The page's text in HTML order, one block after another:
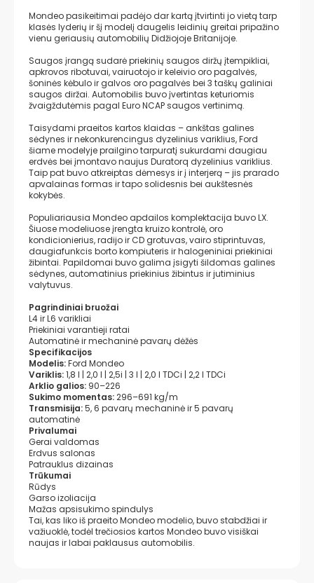
Mondeo pasikeitimai padėjo dar kartą įtvirtinti jo vietą tarp
klasės lyderių ir šį modelį daugelis leidinių greitai pripažino
vienu geriausių automobilių Didžiojoje Britanijoje.
Saugos įrangą sudarė priekinių saugos diržų įtempikliai,
apkrovos ribotuvai, vairuotojo ir keleivio oro pagalvės,
šoninės kėbulo ir galvos oro pagalvės bei 3 taškų galiniai
saugos diržai. Automobilis buvo įvertintas keturiomis
žvaigždutėmis pagal Euro NCAP saugos vertinimą.
Taisydami praeitos kartos klaidas – ankštas galines
sėdynes ir nekonkurencingus dyzelinius variklius, Ford
šiame modelyje prailgino tarpuratį sukurdami daugiau
erdvės bei įmontavo naujus Duratorq dyzelinius variklius.
Taip pat buvo atkreiptas dėmesys ir į interjerą – jis prarado
apvalainas formas ir tapo solidesnis bei aukštesnės
kokybės.
Populiariausia Mondeo apdailos komplektacija buvo LX.
Šiuose modeliuose įrengta kruizo kontrolė, oro
kondicionierius, radijo ir CD grotuvas, vairo stiprintuvas,
daugiafunkcis borto kompiuteris ir halogeniniai priekiniai
žibintai. Papildomai buvo galima įsigyti šildomas galines
sėdynes, automatinius priekinius žibintus ir jutiminius
valytuvus.
Pagrindiniai bruožai
L4 ir L6 varikliai
Priekiniai varantieji ratai
Automatinė ir mechaninė pavarų dėžės
Specifikacijos
Modelis:Ford Mondeo
Variklis:1,8 l | 2,0 l | 2,5i | 3 l | 2,0 l TDCi | 2,2 l TDCi
Arklio galios: 90–226
Sukimo momentas:296–691 kg/m
Transmisija:5, 6 pavarų mechaninė ir 5 pavarų
automatinė
Privalumai
Gerai valdomas
Erdvus salonas
Patrauklus dizainas
Trūkumai
Rūdys
Garso izoliacija
Mažas apsisukimo spindulys
Tai, kas liko iš praeito Mondeo modelio, buvo stabdžiai ir
važiuoklė, todėl trečiosios kartos Mondeo buvo visiškai
naujas ir labai paklausus automobilis.